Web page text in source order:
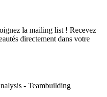
la mailing list ! Recevez
directement dans votre
- Teambuilding